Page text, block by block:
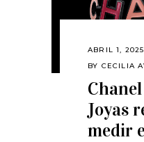
ABRIL 1, 2025
BY CECILIA
Joyas
medir